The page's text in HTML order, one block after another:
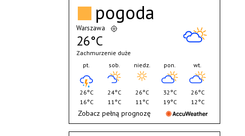
pogoda
Warszawa
26°C
Zachmurzenie duże
pt.
26°C
16°C
sob.
24°C
11°C
niedz.
26°C
11°C
pon.
32°C
19°C
wt.
26°C
12°C
Zobacz pełną prognozę